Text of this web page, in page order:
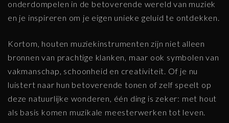
onderdompelen in de betoverende wereld van muziek
en je inspireren om je eigen unieke geluid te ontdekken.
Kortom, houten muziekinstrumenten zijn niet alleen
bronnen van prachtige klanken, maar ook symbolen van
vakmanschap, schoonheid en creativiteit. Of je nu
luistert naar hun betoverende tonen of zelf speelt op
deze natuurlijke wonderen, één ding is zeker: met hout
als basis komen muzikale meesterwerken tot leven.